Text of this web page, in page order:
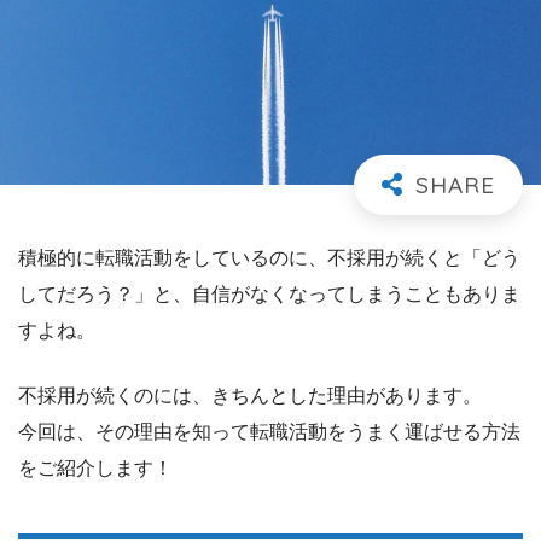
積極的に転職活動をしているのに、不採用が続くと「どう
してだろう？」と、自信がなくなってしまうこともありま
すよね。
不採用が続くのには、きちんとした理由があります。
今回は、その理由を知って転職活動をうまく運ばせる方法
をご紹介します！